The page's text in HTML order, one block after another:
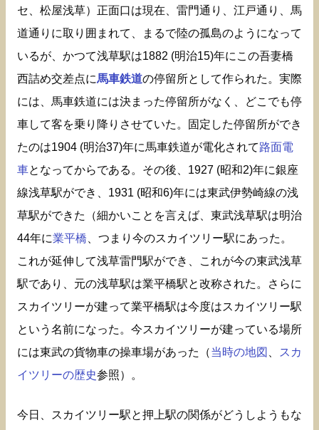
セ、松屋浅草）正面口は現在、雷門通り、江戸通り、馬
道通りに取り囲まれて、まるで陸の孤島のようになって
いるが、かつて浅草駅は1882 (明治15)年にこの吾妻橋
西詰め交差点に馬車鉄道の停留所として作られた。実際
には、馬車鉄道には決まった停留所がなく、どこでも停
車して客を乗り降りさせていた。固定した停留所ができ
たのは1904 (明治37)年に馬車鉄道が電化されて路面電
車となってからである。その後、1927 (昭和2)年に銀座
線浅草駅ができ、1931 (昭和6)年には東武伊勢崎線の浅
草駅ができた（細かいことを言えば、東武浅草駅は明治
44年に業平橋 、つまり今のスカイツリー駅にあった。
これが延伸して浅草雷門駅ができ、これが今の東武浅草
駅であり、元の浅草駅は業平橋駅と改称された。さらに
スカイツリーが建って業平橋駅は今度はスカイツリー駅
という名前になった。今スカイツリーが建っている場所
には東武の貨物車の操車場があった（当時の地図
スカ
イツリーの歴史参照）。
今日、スカイツリー駅と押上駅の関係がどうしようもな